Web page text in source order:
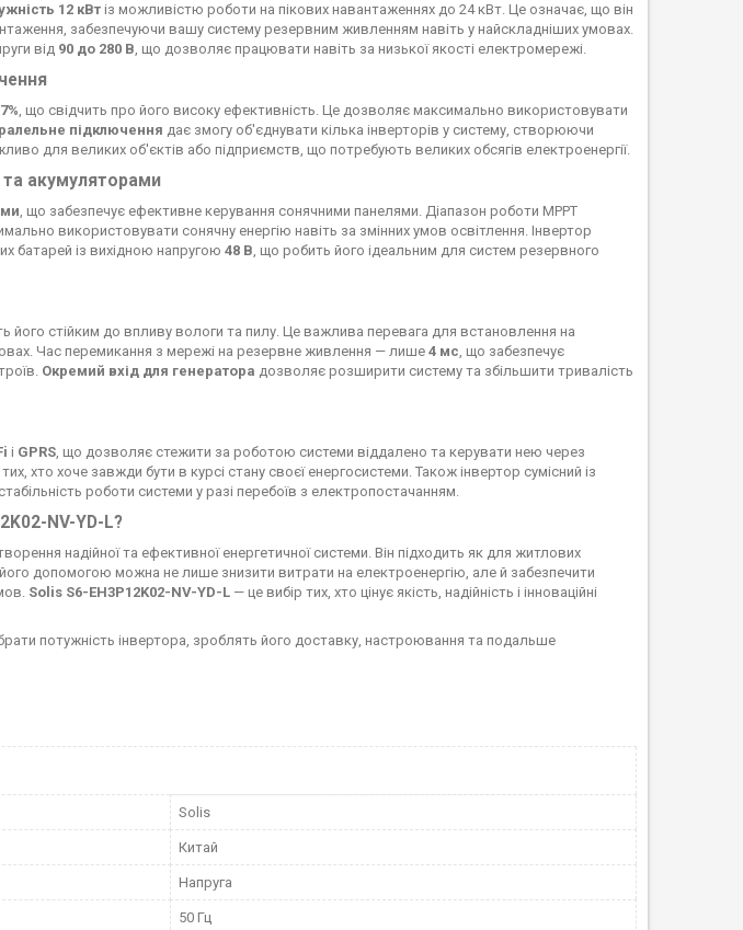
12 кВтіз можливістю роботи на пікових навантаженнях до 24 кВт. Це означає, що він
забезпечуючи вашу систему резервним живленням навіть у найскладніших умовах.
від 90 до 280 В, що дозволяє працювати навіть за низької якості електромережі.
, що свідчить про його високу ефективність. Це дозволяє максимально використовувати
підключення дає змогу об'єднувати кілька інверторів у систему, створюючи
для великих об'єктів або підприємств, що потребують великих обсягів електроенергії.
та акумуляторами
, що забезпечує ефективне керування сонячними панелями. Діапазон роботи MPPT
використовувати сонячну енергію навіть за змінних умов освітлення. Інвертор
батарей із вихідною напругою 48 В, що робить його ідеальним для систем резервного
його стійким до впливу вологи та пилу. Це важлива перевага для встановлення на
Час перемикання з мережі на резервне живлення — лише 4 мс, що забезпечує
Окремий вхід для генератора дозволяє розширити систему та збільшити тривалість
і GPRS, що дозволяє стежити за роботою системи віддалено та керувати нею через
хто хоче завжди бути в курсі стану своєї енергосистеми. Також інвертор сумісний із
роботи системи у разі перебоїв з електропостачанням.
NV-YD-L?
надійної та ефективної енергетичної системи. Він підходить як для житлових
його допомогою можна не лише знизити витрати на електроенергію, але й забезпечити
Solis S6-EH3P12K02-NV-YD-L — це вибір тих, хто цінує якість, надійність і інноваційні
потужність інвертора, зроблять його доставку, настроювання та подальше
Solis
Китай
Напруга
50 Гц